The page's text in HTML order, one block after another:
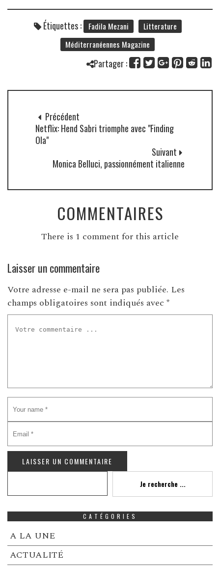
Étiquettes : Fadila Mezani
Litterature
Méditerranéennes Magazine
Partager :
Précédent
Netflix: Hend Sabri triomphe avec "Finding
Ola"
Suivant
Monica Belluci, passionnément italienne
COMMENTAIRES
There is 1 comment for this article
Laisser un commentaire
Votre adresse e-mail ne sera pas publiée. Les
champs obligatoires sont indiqués avec *
Je recherche ...
CATÉGORIES
A LA UNE
ACTUALITÉ